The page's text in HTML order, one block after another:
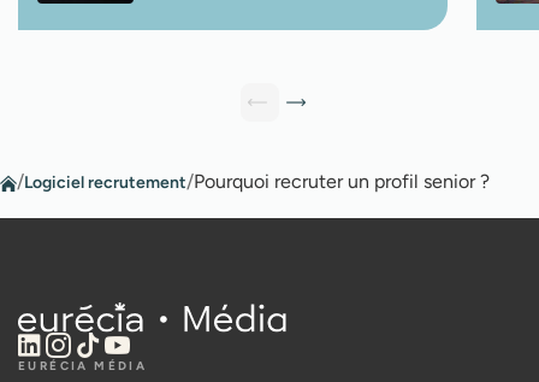
/Logiciel recrutement/Pourquoi recruter un profil senior ?
EURÉCIA MÉDIA